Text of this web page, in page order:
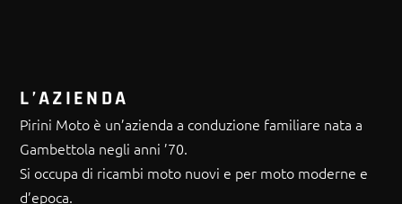
L’AZIENDA
Pirini Moto è un’azienda a conduzione familiare nata a
Gambettola negli anni ’70.
Si occupa di ricambi moto nuovi e per moto moderne e
d’epoca.